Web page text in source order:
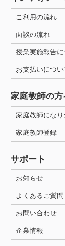
ご利用の流れ
面談の流れ
授業実施報告に
お支払いについ
家庭教師の方
家庭教師にな
家庭教師登録
サポート
お知らせ
よくあるご質問
お問い合わせ
企業情報